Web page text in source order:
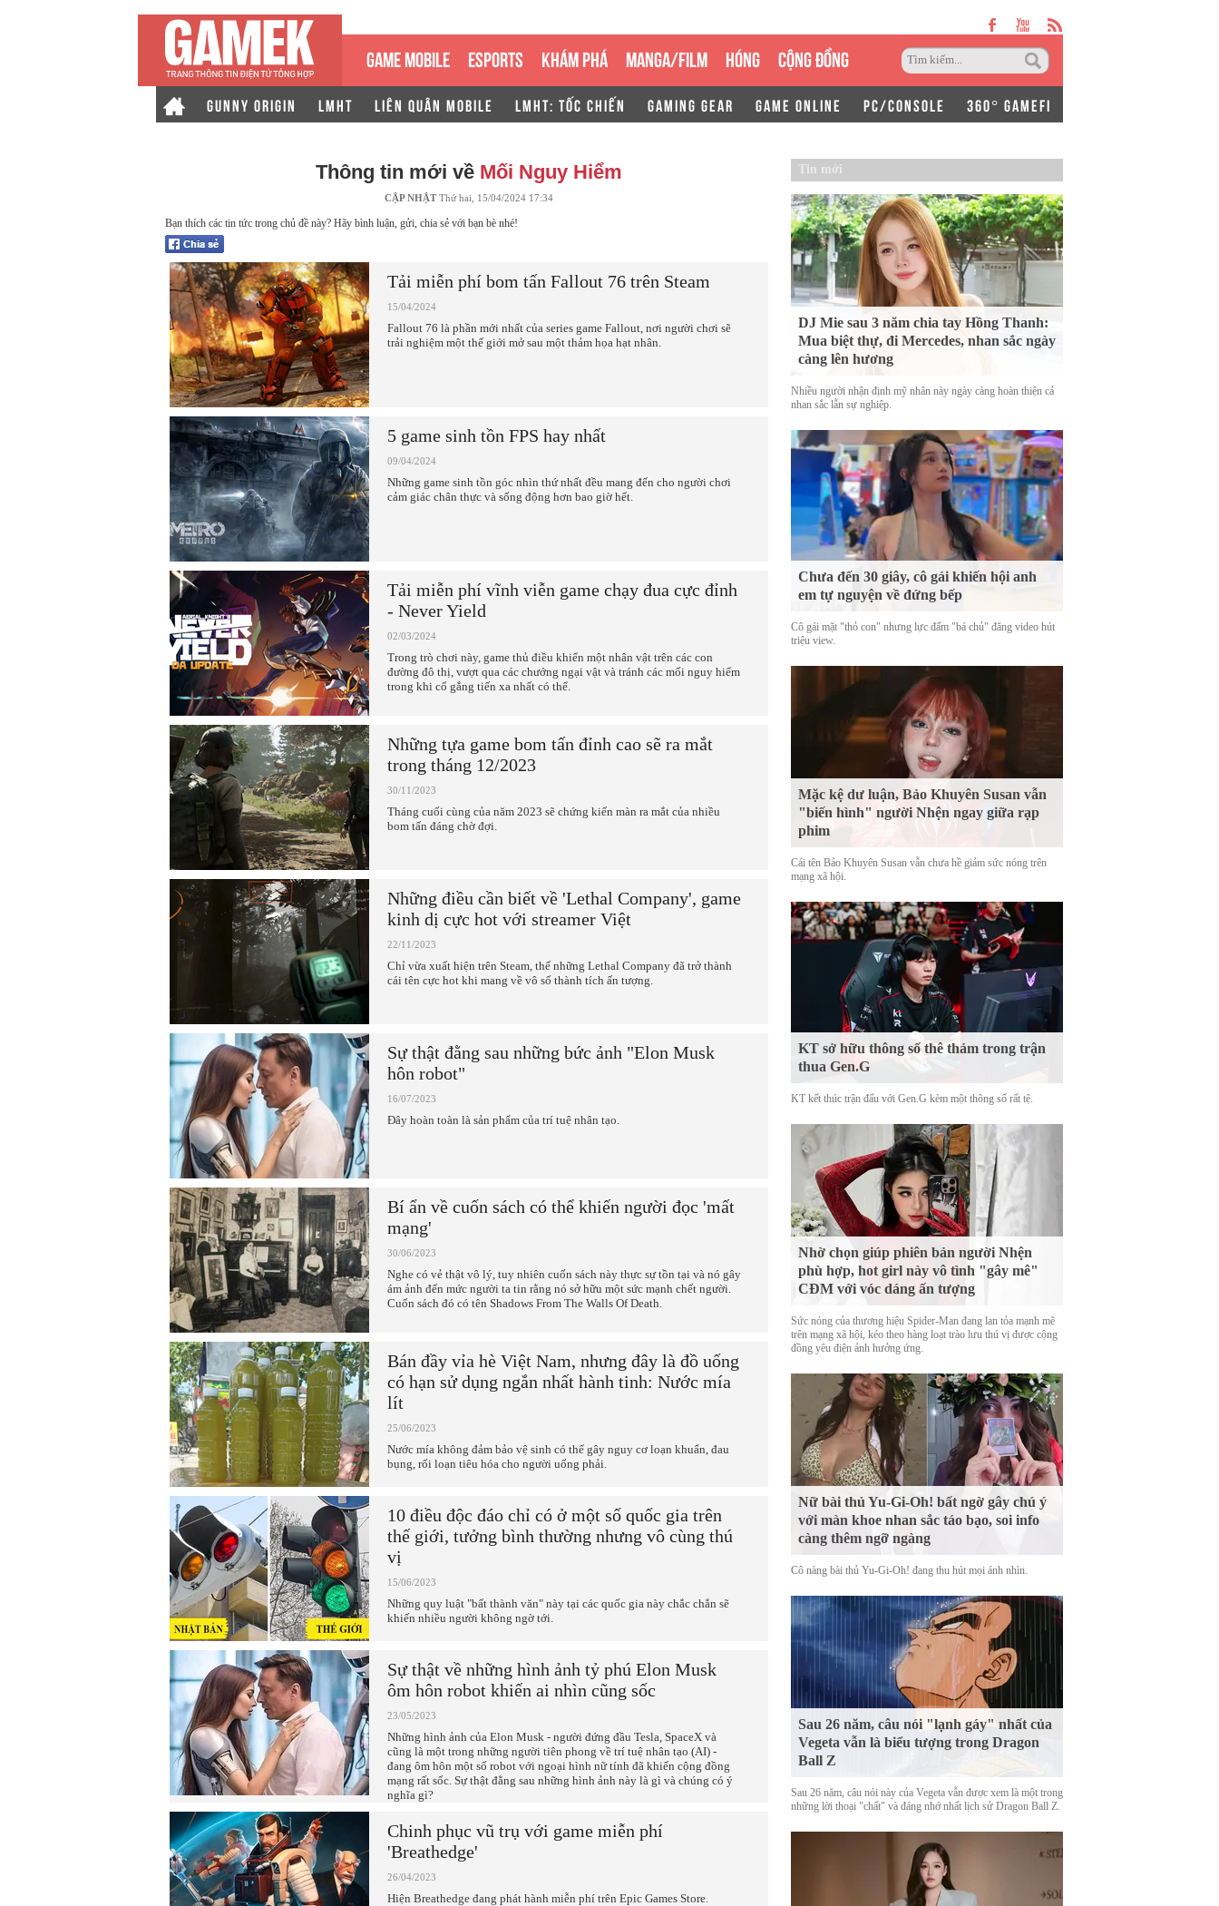
GAME MOBILE ESPORTS KHÁM PHÁ MANGA/FILM HÓNG CỘNG ĐỒNG
GUNNY ORIGIN LMHT LIÊN QUÂN MOBILE LMHT: TỐC CHIẾN GAMING GEAR GAME ONLINE PC/CONSOLE 360° GAMEFI
Thông tin mới về Mối Nguy Hiểm
CẬP NHẬTThứ hai, 15/04/2024 17:34
Bạn thích các tin tức trong chủ đề này? Hãy bình luận, gửi, chia sẻ với bạn bè nhé!
Tải miễn phí bom tấn Fallout 76 trên Steam
15/04/2024
Fallout 76 là phần mới nhất của series game Fallout, nơi người chơi sẽ
trải nghiệm một thế giới mở sau một thảm họa hạt nhân.
5 game sinh tồn FPS hay nhất
09/04/2024
Những game sinh tồn góc nhìn thứ nhất đều mang đến cho người chơi
cảm giác chân thực và sống động hơn bao giờ hết.
Tải miễn phí vĩnh viễn game chạy đua cực đỉnh
- Never Yield
02/03/2024
Trong trò chơi này, game thủ điều khiển một nhân vật trên các con
đường đô thị, vượt qua các chướng ngại vật và tránh các mối nguy hiểm
trong khi cố gắng tiến xa nhất có thể.
Những tựa game bom tấn đỉnh cao sẽ ra mắt
trong tháng 12/2023
30/11/2023
Tháng cuối cùng của năm 2023 sẽ chứng kiến màn ra mắt của nhiều
bom tấn đáng chờ đợi.
Những điều cần biết về 'Lethal Company', game
kinh dị cực hot với streamer Việt
22/11/2023
Chỉ vừa xuất hiện trên Steam, thế những Lethal Company đã trở thành
cái tên cực hot khi mang về vô số thành tích ấn tượng.
Sự thật đằng sau những bức ảnh "Elon Musk
hôn robot"
16/07/2023
Đây hoàn toàn là sản phẩm của trí tuệ nhân tạo.
Bí ẩn về cuốn sách có thể khiến người đọc 'mất
mạng'
30/06/2023
Nghe có vẻ thật vô lý, tuy nhiên cuốn sách này thực sự tồn tại và nó gây
ám ảnh đến mức người ta tin rằng nó sở hữu một sức mạnh chết người.
Cuốn sách đó có tên Shadows From The Walls Of Death.
Bán đầy vỉa hè Việt Nam, nhưng đây là đồ uống
có hạn sử dụng ngắn nhất hành tinh: Nước mía
lít
25/06/2023
Nước mía không đảm bảo vệ sinh có thể gây nguy cơ loạn khuẩn, đau
bụng, rối loạn tiêu hóa cho người uống phải.
10 điều độc đáo chỉ có ở một số quốc gia trên
thế giới, tưởng bình thường nhưng vô cùng thú
vị
15/06/2023
Những quy luật "bất thành văn" này tại các quốc gia này chắc chắn sẽ
khiến nhiều người không ngờ tới.
Sự thật về những hình ảnh tỷ phú Elon Musk
ôm hôn robot khiến ai nhìn cũng sốc
23/05/2023
Những hình ảnh của Elon Musk - người đứng đầu Tesla, SpaceX và
cũng là một trong những người tiên phong về trí tuệ nhân tạo (AI) -
đang ôm hôn một số robot với ngoại hình nữ tính đã khiến cộng đồng
mạng rất sốc. Sự thật đằng sau những hình ảnh này là gì và chúng có ý
nghĩa gì?
Chinh phục vũ trụ với game miễn phí
'Breathedge'
26/04/2023
Hiện Breathedge đang phát hành miễn phí trên Epic Games Store.
Tin mới
DJ Mie sau 3 năm chia tay Hồng Thanh:
Mua biệt thự, đi Mercedes, nhan sắc ngày
càng lên hương
Nhiều người nhận định mỹ nhân này ngày càng hoàn thiện cả
nhan sắc lẫn sự nghiệp.
Chưa đến 30 giây, cô gái khiến hội anh
em tự nguyện về đứng bếp
Cô gái mặt "thỏ con" nhưng lực đấm "bá chủ" đăng video hút
triệu view.
Mặc kệ dư luận, Bảo Khuyên Susan vẫn
"biến hình" người Nhện ngay giữa rạp
phim
Cái tên Bảo Khuyên Susan vẫn chưa hề giảm sức nóng trên
mạng xã hội.
KT sở hữu thông số thê thảm trong trận
thua Gen.G
KT kết thúc trận đấu với Gen.G kèm một thông số rất tệ.
Nhờ chọn giúp phiên bản người Nhện
phù hợp, hot girl này vô tình "gây mê"
CĐM với vóc dáng ấn tượng
Sức nóng của thương hiệu Spider-Man đang lan tỏa mạnh mẽ
trên mạng xã hội, kéo theo hàng loạt trào lưu thú vị được cộng
đồng yêu điện ảnh hưởng ứng.
Nữ bài thủ Yu-Gi-Oh! bất ngờ gây chú ý
với màn khoe nhan sắc táo bạo, soi info
càng thêm ngỡ ngàng
Cô nàng bài thủ Yu-Gi-Oh! đang thu hút mọi ánh nhìn.
Sau 26 năm, câu nói "lạnh gáy" nhất của
Vegeta vẫn là biểu tượng trong Dragon
Ball Z
Sau 26 năm, câu nói này của Vegeta vẫn được xem là một trong
những lời thoại "chất" và đáng nhớ nhất lịch sử Dragon Ball Z.